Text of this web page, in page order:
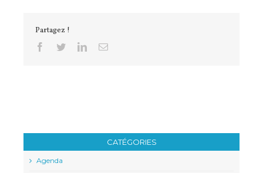
Partagez !
Facebook
TwitterLinkedinEmail
CATÉGORIES
Agenda